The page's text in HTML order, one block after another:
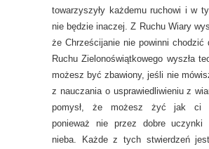
towarzyszyły każdemu ruchowi i w
nie będzie inaczej. Z Ruchu Wiary
że Chrześcijanie nie powinni chodzić
Ruchu Zielonoświątkowego wyszła
możesz być zbawiony, jeśli nie
z nauczania o usprawiedliwieniu z
pomysł, że możesz żyć jak ci
ponieważ nie przez dobre
nieba. Każde z tych stwierdzeń jest